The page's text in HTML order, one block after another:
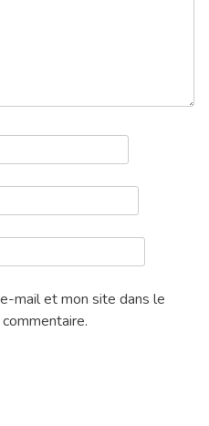
mail et mon site dans le